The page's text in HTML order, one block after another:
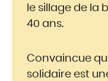
le sillage de la
40 ans.
Convaincue
solidaire est